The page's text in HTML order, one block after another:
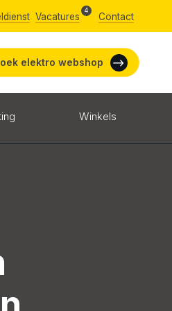
Vacatures
4
Contact
elektro webshop
Winkels